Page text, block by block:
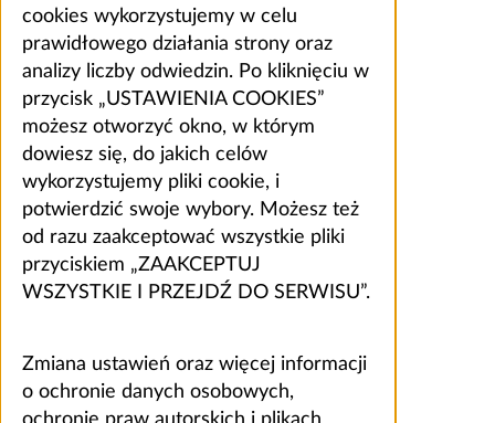
cookies wykorzystujemy w celu
prawidłowego działania strony oraz
analizy liczby odwiedzin. Po kliknięciu w
przycisk „USTAWIENIA COOKIES”
możesz otworzyć okno, w którym
dowiesz się, do jakich celów
wykorzystujemy pliki cookie, i
potwierdzić swoje wybory. Możesz też
od razu zaakceptować wszystkie pliki
przyciskiem „ZAAKCEPTUJ
WSZYSTKIE I PRZEJDŹ DO SERWISU”.
Zmiana ustawień oraz więcej informacji
o ochronie danych osobowych,